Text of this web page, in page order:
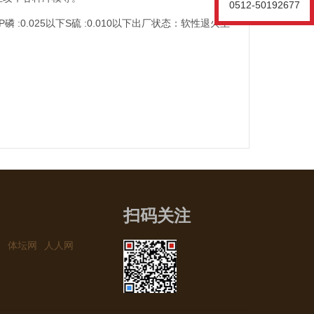
:0.025以下S硫 :0.010以下出厂状态：软性退火至
体坛网 人人网
扫码关注
0512-50192677